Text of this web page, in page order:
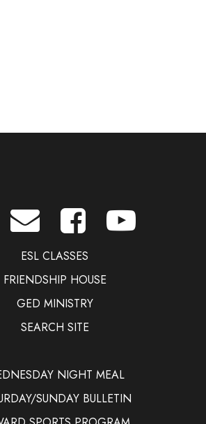
ESL CLASSES
FRIENDSHIP HOUSE
GED MINISTRY
SEARCH SITE
NIGHT MEAL
SUNDAY BULLETIN